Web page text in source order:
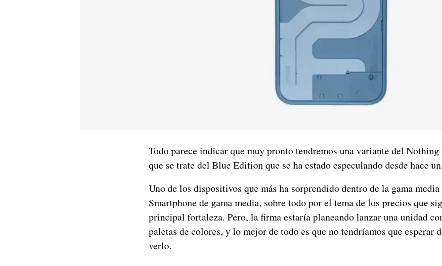
Todo parece indicar que muy pronto tendremos una variante del Nothing
que se trate del Blue Edition que se ha estado especulando desde hace
Uno de los dispositivos que más ha sorprendido dentro de la gama media
Smartphone de gama media, sobre todo por el tema de los precios que
principal fortaleza. Pero, la firma estaría planeando lanzar una unidad
paletas de colores, y lo mejor de todo es que no tendríamos que esperar
verlo.